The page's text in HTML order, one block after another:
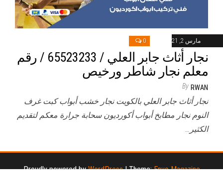
مارس 2, 2021 0
نجار أثاث جابر العلي / 65523233 / رقم
معلم نجار شاطر ورخيص
By RWAN
نجار أثاث جابر العلي بالكويت نجار خشب أبواب كبت غرف
النوم نجار مطابخ أبواب أكورديون سحابة جرارة معكم لتقديم
الكثير…
Proudly powered byWordPress |Theme:Envo Magazine